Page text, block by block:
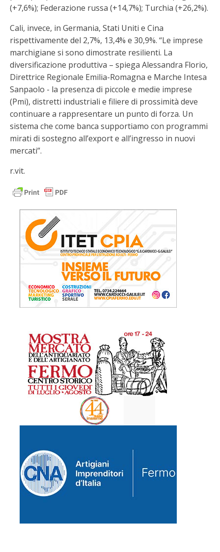
(+7,6%); Federazione russa (+14,7%); Turchia (+26,2%).
Cali, invece, in Germania, Stati Uniti e Cina
rispettivamente del 2,7%, 13,4% e 30,9%. “Le imprese
marchigiane si sono dimostrate resilienti. La
diversificazione produttiva – spiega Alessandra Florio,
Direttrice Regionale Emilia-Romagna e Marche Intesa
Sanpaolo - la presenza di piccole e medie imprese
(Pmi), distretti industriali e filiere di prossimità deve
continuare a rappresentare un punto di forza. Un
sistema che come banca supportiamo con programmi
mirati di sostegno all’export e all’ingresso in nuovi
mercati”.
r.vit.